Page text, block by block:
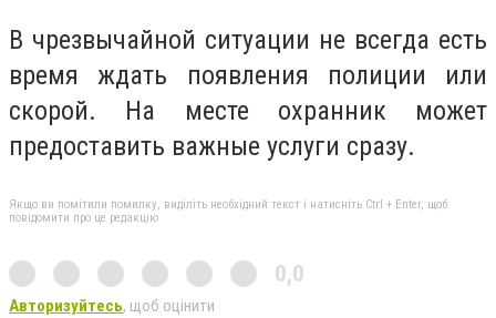
В чрезвычайной ситуации не всегда есть
время ждать появления полиции или
скорой. На месте охранник может
предоставить важные услуги сразу.
Якщо ви помітили помилку, виділіть необхідний текст і натисніть Ctrl + Enter, щоб
повідомити про це редакцію
0,0
Авторизуйтесь, щоб оцінити